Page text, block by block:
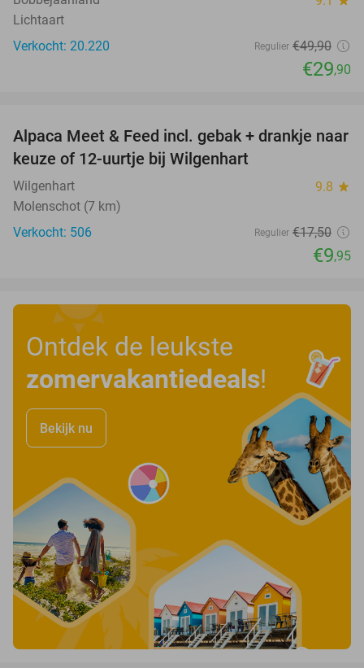
Lichtaart
Verkocht: 20.220
Regulier €49,90
€29,90
43%
Alpaca Meet & Feed incl. gebak + drankje naar
keuze of 12-uurtje bij Wilgenhart
Wilgenhart 9.8 star
Molenschot (7 km)
Verkocht: 506
Regulier €17,50
€9,95
Ontdek de leukste
zomervakantiedeals!
Bekijk nu